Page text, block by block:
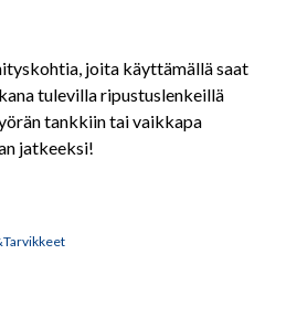
joita käyttämällä saat
tulevilla ripustuslenkeillä
tankkiin tai vaikkapa
jatkeeksi!